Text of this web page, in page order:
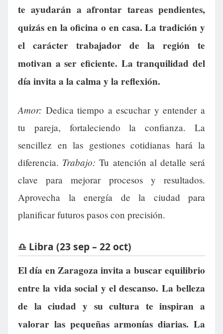
te ayudarán a afrontar tareas pendientes,
quizás en la oficina o en casa. La tradición y
el carácter trabajador de la región te
motivan a ser eficiente. La tranquilidad del
día invita a la calma y la reflexión.
Amor: Dedica tiempo a escuchar y entender a
tu pareja, fortaleciendo la confianza. La
sencillez en las gestiones cotidianas hará la
diferencia. Trabajo: Tu atención al detalle será
clave para mejorar procesos y resultados.
Aprovecha la energía de la ciudad para
planificar futuros pasos con precisión.
♎ Libra (23 sep – 22 oct)
El día en Zaragoza invita a buscar equilibrio
entre la vida social y el descanso. La belleza
de la ciudad y su cultura te inspiran a
valorar las pequeñas armonías diarias. La